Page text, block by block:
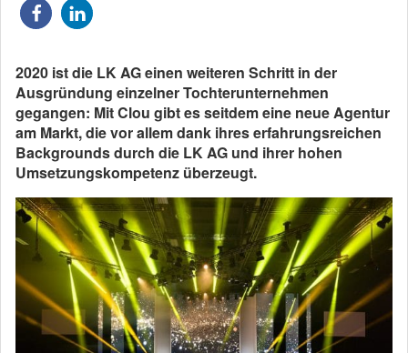
2020 ist die LK AG einen weiteren Schritt in der
Ausgründung einzelner Tochterunternehmen
gegangen: Mit Clou gibt es seitdem eine neue Agentur
am Markt, die vor allem dank ihres erfahrungsreichen
Backgrounds durch die LK AG und ihrer hohen
Umsetzungskompetenz überzeugt.